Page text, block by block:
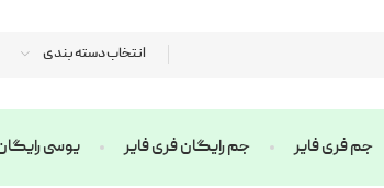
انتخاب دسته بندی
جم فری فایر جم رایگان فری فایر یوسی